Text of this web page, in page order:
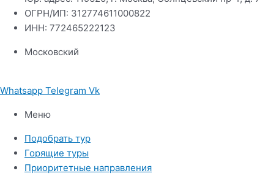
ОГРН/ИП: 312774611000822
ИНН: 772465222123
Московский
Whatsapp Telegram Vk
Меню
Подобрать тур
Горящие туры
Приоритетные направления